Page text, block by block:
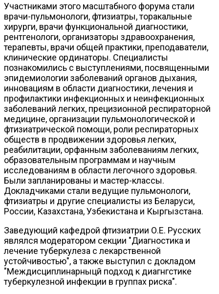
Участниками этого масштабного форума стали
врачи-пульмонологи, фтизиатры, торакальные
хирурги, врачи функциональной диагностики,
рентгенологи, организаторы здравоохранения,
терапевты, врачи общей практики, преподаватели,
клинические ординаторы. Специалисты
познакомились с выступлениями, посвященными
эпидемиологии заболеваний органов дыхания,
инновациям в области диагностики, лечения и
профилактики инфекционных и неинфекционных
заболеваний легких, прецизионной респираторной
медицине, организации пульмонологической и
фтизиатрической помощи, роли респираторных
обществ в продвижении здоровья легких,
реабилитации, орфанным заболеваниям легких,
образовательным программам и научным
исследованиям в области легочного здоровья.
Были запланированы и мастер-классы.
Докладчиками стали ведущие пульмонологи,
фтизиатры и другие специалисты из Беларуси,
России, Казахстана, Узбекистана и Кыргызстана.
Заведующий кафедрой фтизиатрии О.Е. Русских
являлся модератором секции "Диагностика и
лечение туберкулеза с лекарственной
устойчивостью", а также выступил с докладом
"Междисциплинарныцй подход к диагнгстике
туберкулезной инфекции в группах риска".